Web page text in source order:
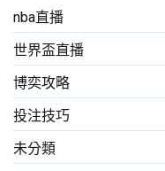
nba直播
世界盃直播
博奕攻略
投注技巧
未分類